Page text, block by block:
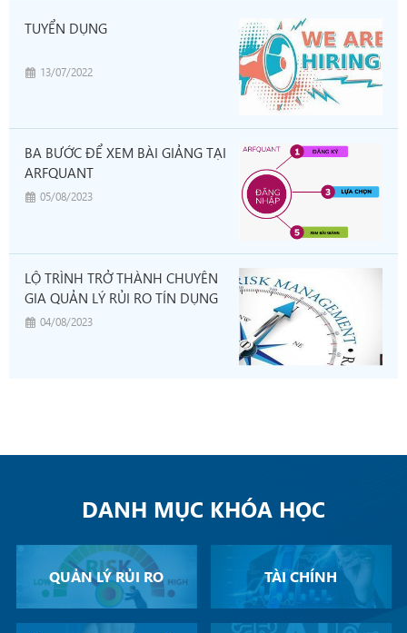
TUYỂN DỤNG
13/07/2022
BA BƯỚC ĐỂ XEM BÀI GIẢNG TẠI
ARFQUANT
05/08/2023
LỘ TRÌNH TRỞ THÀNH CHUYÊN
GIA QUẢN LÝ RỦI RO TÍN DỤNG
04/08/2023
DANH MỤC KHÓA HỌC
QUẢN LÝ RỦI RO TÀI CHÍNH